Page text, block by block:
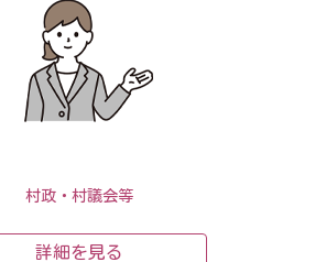
村政・村議会等
詳細を見る